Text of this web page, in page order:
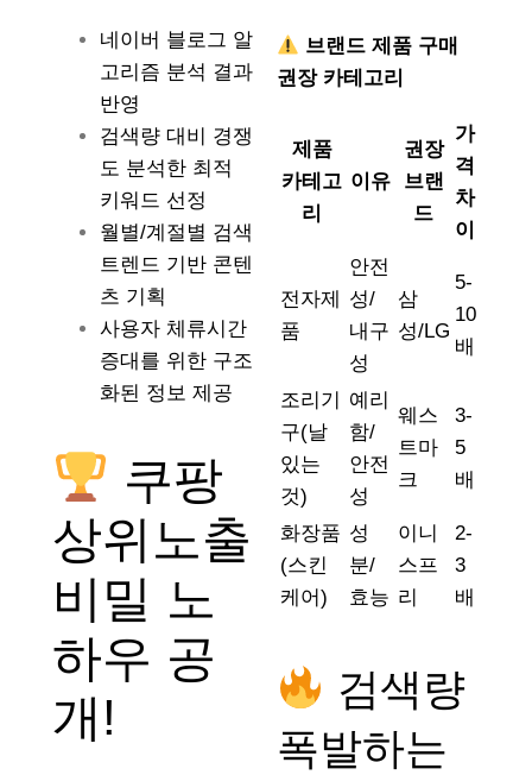
네이버 블로그 알
고리즘 분석 결과
반영
검색량 대비 경쟁
도 분석한 최적
키워드 선정
월별/계절별 검색
트렌드 기반 콘텐
츠 기획
사용자 체류시간
증대를 위한 구조
화된 정보 제공
쿠팡
상위노출
비밀 노
하우 공
개!
브랜드 제품 구매
권장 카테고리
제품
카테고
리
이유
권장
브랜
드
가
격
차
이
전자제
품
안전
성/
내구
성
삼
성/LG
5-
10
배
조리기
구(날
있는
것)
예리
함/
안전
성
웨스
트마
크
3-
5
배
화장품
(스킨
케어)
성
분/
효능
이니
스프
리
2-
3
배
검색량
폭발하는